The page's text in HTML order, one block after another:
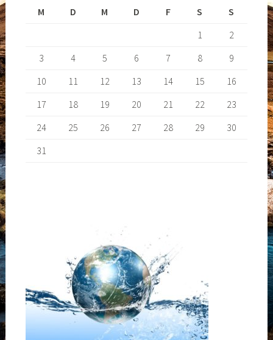
M
D M D F S
S
1
2
3
4 5 6 7 8
9
10
11 12 13 14 15
16
17
18 19 20 21 22
23
24
25 26 27 28 29
30
31